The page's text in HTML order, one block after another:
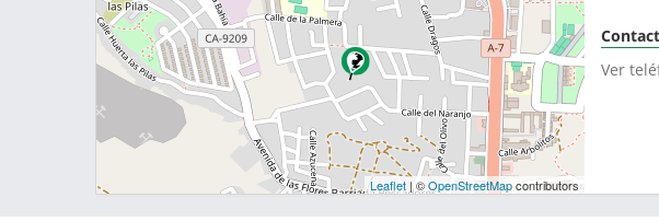
Leaflet | ©OpenStreetMapcontributors
Ver